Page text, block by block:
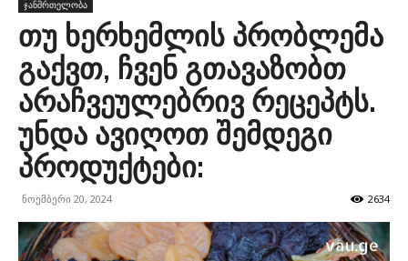
ჯანმრთელობა
თუ ხერხემლის პრობლემა
გაქვთ, ჩვენ გთავაზობთ
არაჩვეულებრივ რეცეპტს.
უნდა ავიღოთ შემდეგი
პროდუქტები:
ნოემბერი 20, 2024 2634